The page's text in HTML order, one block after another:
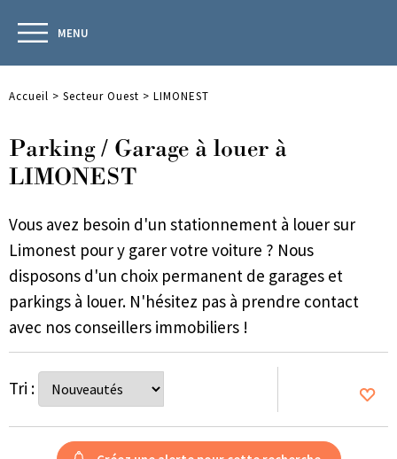
MENU
Accueil > Secteur Ouest > LIMONEST
Parking / Garage à louer à
LIMONEST
Vous avez besoin d'un stationnement à louer sur
Limonest pour y garer votre voiture ? Nous
disposons d'un choix permanent de garages et
parkings à louer. N'hésitez pas à prendre contact
avec nos conseillers immobiliers !
Tri :